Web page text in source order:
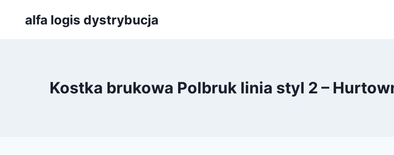
alfa logis dystrybucja
Kostka brukowa Polbruk linia styl 2 –